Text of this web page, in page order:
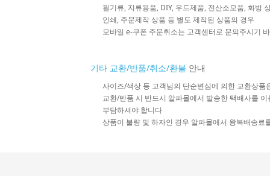
필기류, 지류용품, DIY, 우드제품, 전산소모품, 화방
인쇄, 주문제작 상품 등 별도 제작된 상품의 경우
모바일 e-쿠폰 주문취소는 고객센터로 문의주시기
기타 교환/반품/취소/환불 안내
사이즈/색상 등 고객님의 단순변심에 의한 교환상
교환/반품 시 반드시 알파몰에서 발송한 택배사를
부담하셔야 합니다
상품이 불량 및 하자인 경우 알파몰에서 왕복배송료